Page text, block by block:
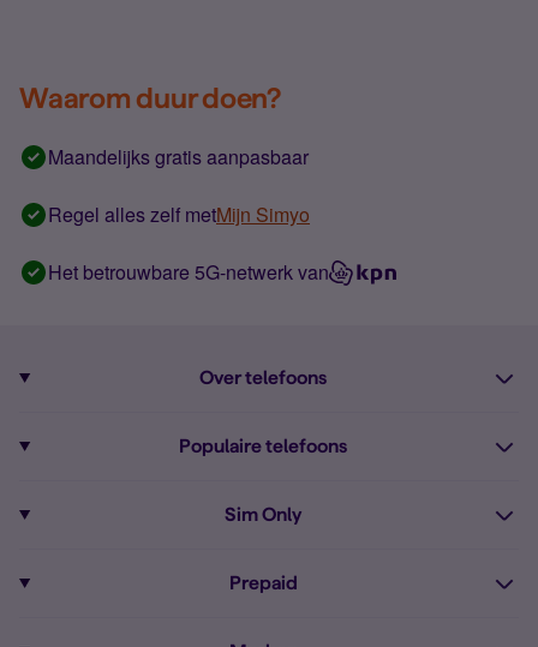
Waarom duur doen?
Maandelijks gratis aanpasbaar
Regel alles zelf metMijn Simyo
Het betrouwbare 5G-netwerk van
Over telefoons
Alle telefoons
Populaire telefoons
iPhone 16
Sim Only
Prepaid